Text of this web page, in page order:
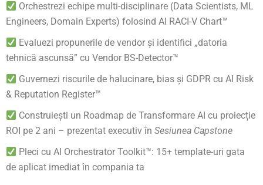
Orchestrezi echipe multi-disciplinare (Data Scientists, ML
Engineers, Domain Experts) folosind AI RACI-V Chart™
Evaluezi propunerile de vendor și identifici „datoria
tehnică ascunsă” cu Vendor BS-Detector™
Guvernezi riscurile de halucinare, bias și GDPR cu AI Risk
& Reputation Register™
Construiești un Roadmap de Transformare AI cu proiecție
ROI pe 2 ani – prezentat executiv în Sesiunea Capstone
Pleci cu AI Orchestrator Toolkit™: 15+ template-uri gata
de aplicat imediat în compania ta